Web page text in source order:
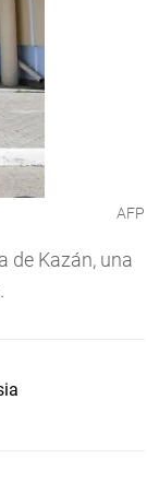
AFP
de Kazán, una